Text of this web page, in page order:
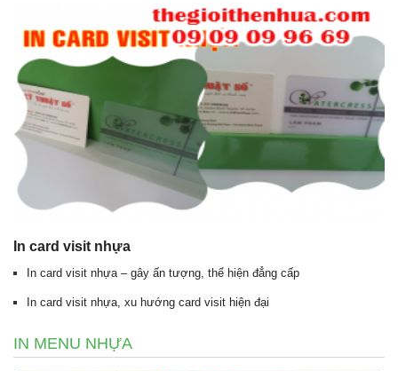
In card visit nhựa
In card visit nhựa – gây ấn tượng, thể hiện đẳng cấp
In card visit nhựa, xu hướng card visit hiện đại
IN MENU NHỰA